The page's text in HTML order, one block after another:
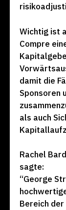
Wichtig ist
Compre
damit die
Sponsoren
als auch
Rachel
sagte:
“George
Bereich